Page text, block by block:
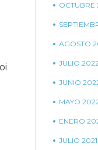
OCTUBRE
AGOSTO
JULIO
JUNIO
MAYO
ENERO
JULIO 2021